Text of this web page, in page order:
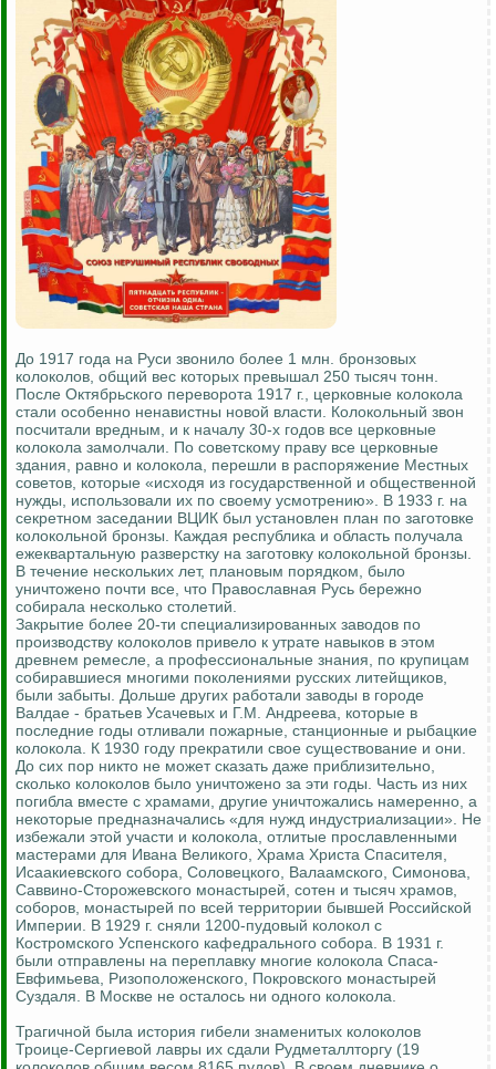
До 1917 года на Руси звонило более 1 млн. бронзовых
колоколов, общий вес которых превышал 250 тысяч тонн.
После Октябрьского переворота 1917 г., церковные колокола
стали особенно ненавистны новой власти. Колокольный звон
посчитали вредным, и к началу 30-х годов все церковные
колокола замолчали. По советскому праву все церковные
здания, равно и колокола, перешли в распоряжение Местных
советов, которые «исходя из государственной и общественной
нужды, использовали их по своему усмотрению». В 1933 г. на
секретном заседании ВЦИК был установлен план по заготовке
колокольной бронзы. Каждая республика и область получала
ежеквартальную разверстку на заготовку колокольной бронзы.
В течение нескольких лет, плановым порядком, было
уничтожено почти все, что Православная Русь бережно
собирала несколько столетий.
Закрытие более 20-ти специализированных заводов по
производству колоколов привело к утрате навыков в этом
древнем ремесле, а профессиональные знания, по крупицам
собиравшиеся многими поколениями русских литейщиков,
были забыты. Дольше других работали заводы в городе
Валдае - братьев Усачевых и Г.М. Андреева, которые в
последние годы отливали пожарные, станционные и рыбацкие
колокола. К 1930 году прекратили свое существование и они.
До сих пор никто не может сказать даже приблизительно,
сколько колоколов было уничтожено за эти годы. Часть из них
погибла вместе с храмами, другие уничтожались намеренно, а
некоторые предназначались «для нужд индустриализации». Не
избежали этой участи и колокола, отлитые прославленными
мастерами для Ивана Великого, Храма Христа Спасителя,
Исаакиевского собора, Соловецкого, Валаамского, Симонова,
Саввино-Сторожевского монастырей, сотен и тысяч храмов,
соборов, монастырей по всей территории бывшей Российской
Империи. В 1929 г. сняли 1200-пудовый колокол с
Костромского Успенского кафедрального собора. В 1931 г.
были отправлены на переплавку многие колокола Спаса-
Евфимьева, Ризоположенского, Покровского монастырей
Суздаля. В Москве не осталось ни одного колокола.
Трагичной была история гибели знаменитых колоколов
Троице-Сергиевой лавры их сдали Рудметаллторгу (19